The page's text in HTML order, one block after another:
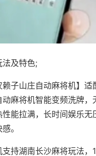
法及特色;
赖子山庄自动麻将机】
动麻将机智能变频洗牌
能拉满，长时间娱乐
。
支持湖南长沙麻将玩法